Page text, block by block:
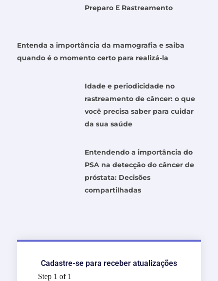
Preparo E Rastreamento
Entenda a importância da mamografia e saiba
quando é o momento certo para realizá-la
Idade e periodicidade no
rastreamento de câncer: o que
você precisa saber para cuidar
da sua saúde
Entendendo a importância do
PSA na detecção do câncer de
próstata: Decisões
compartilhadas
Cadastre-se para receber atualizações